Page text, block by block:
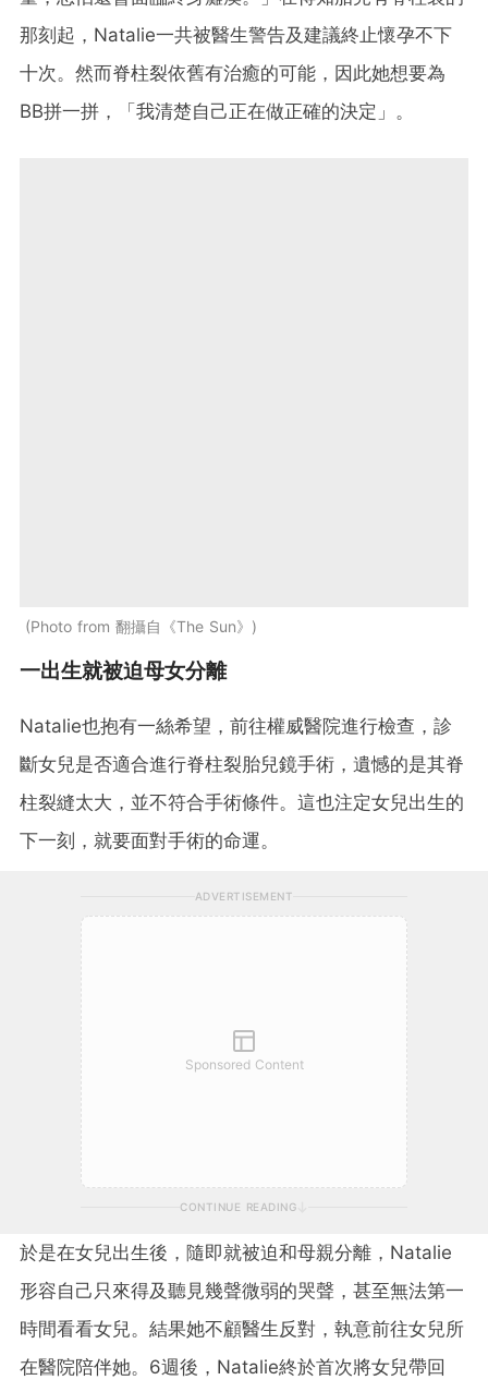
那刻起，Natalie一共被醫生警告及建議終止懷孕不下
十次。然而脊柱裂依舊有治癒的可能，因此她想要為
BB拼一拼，「我清楚自己正在做正確的決定」。
Photo from 翻攝自《The Sun》
一出生就被迫母女分離
Natalie也抱有一絲希望，前往權威醫院進行檢查，診
斷女兒是否適合進行脊柱裂胎兒鏡手術，遺憾的是其脊
柱裂縫太大，並不符合手術條件。這也注定女兒出生的
下一刻，就要面對手術的命運。
ADVERTISEMENT
Sponsored Content
CONTINUE READING
於是在女兒出生後，隨即就被迫和母親分離，Natalie
形容自己只來得及聽見幾聲微弱的哭聲，甚至無法第一
時間看看女兒。結果她不顧醫生反對，執意前往女兒所
在醫院陪伴她。6週後，Natalie終於首次將女兒帶回